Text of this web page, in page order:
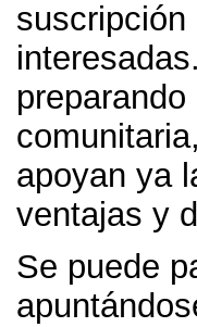
suscripción
interesadas.
comunitaria,
apoyan ya
ventajas y
Se puede